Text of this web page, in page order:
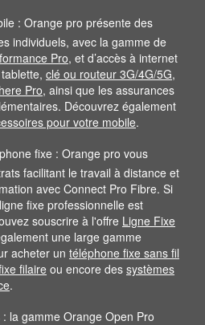
: Orange pro présente des
individuels, avec la gamme de
Pro, et d’accès à internet
clé ou routeur 3G/4G/5G,
Pro, ainsi que les assurances
Découvrez également
pour votre mobile.
fixe : Orange pro vous
facilitant le travail à distance et
avec Connect Pro Fibre. Si
fixe professionnelle est
souscrire à l'offre Ligne Fixe
une large gamme
acheter un téléphone fixe sans fil
filaire ou encore des systèmes
.
la gamme Orange Open Pro